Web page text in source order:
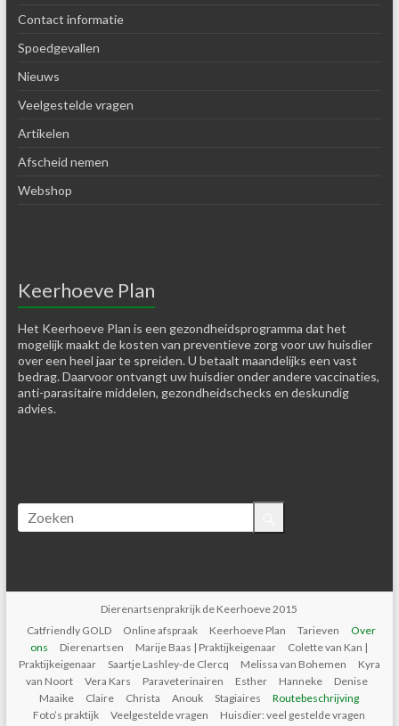
Contact informatie
Spoedgevallen
Nieuws
Veelgestelde vragen
Artikelen
Afscheid nemen
Webshop
Keerhoeve Plan
Het Keerhoeve Plan is een gezondheidsprogramma dat het
mogelijk maakt de kosten van preventieve zorg voor uw huisdier
over een heel jaar te spreiden. U betaalt maandelijks een vast
bedrag. Daarvoor ontvangt uw huisdier onder andere vaccinaties,
anti-parasitaire middelen, gezondheidschecks en deskundig
advies.
Dierenartsenprakrijk de Keerhoeve 2015
Catfriendly GOLD
Online afspraak Keerhoeve Plan Tarieven
Over
ons
Dierenartsen Marije Baas | Praktijkeigenaar
Colette van Kan |
Praktijkeigenaar
Saartje Lashley-de Clercq Melissa van Bohemen
Kyra
van Noort
Vera Kars Paraveterinairen Esther Hanneke
Denise
Maaike
Claire Christa Anouk Stagiaires
Routebeschrijving
Foto’s praktijk
Veelgestelde vragen
Huisdier: veel gestelde vragen